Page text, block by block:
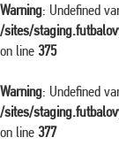
Warning: Undefined
/sites/
on line 375
Warning: Undefined
/sites/
on line 377